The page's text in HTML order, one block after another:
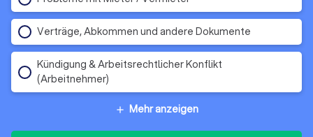
Verträge, Abkommen und andere Dokumente
Kündigung & Arbeitsrechtlicher Konflikt
(Arbeitnehmer)
add Mehr anzeigen